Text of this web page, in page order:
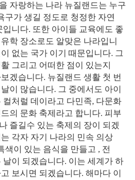
자랑하는 나라 뉴질랜드는 누구
구가 생길 정도로 청정한 자연
니다. 또한 아이들 교육에도 좋
학 장소로도 알맞은 나라입니
없는 국가 이기 때문입니다. 그
그리고 어떠한 점이 있는지
겠습니다. 뉴질랜드 생활 첫 번
이 많습니다. 그 중에서도 아이
컬처럴 데이라고 다민족, 다문화
의 문화 축제라고 합니다. 피부
즐길수 있는 축제의 장이 되겠
각자 자기 나라의 민속 의상
색이 있는 음식을 만들고 , 전
이 되겠습니다. 이는 세계가 하
보시면 되겠습니다. 해마다 이